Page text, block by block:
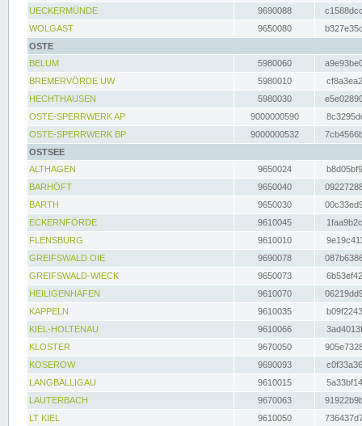
UECKERMÜNDE
9690088
WOLGAST
9650080
OSTE
BELUM
5980060
BREMERVÖRDE UW
5980010
HECHTHAUSEN
5980030
OSTE-SPERRWERK AP
9000000590
OSTE-SPERRWERK BP
9000000532
OSTSEE
ALTHAGEN
9650024
BARHÖFT
9650040
BARTH
9650030
ECKERNFÖRDE
9610045
FLENSBURG
9610010
GREIFSWALD OIE
9690078
GREIFSWALD-WIECK
9650073
HEILIGENHAFEN
9610070
KAPPELN
9610035
KIEL-HOLTENAU
9610066
KLOSTER
9670050
KOSEROW
9690093
LANGBALLIGAU
9610015
LAUTERBACH
9670063
LT KIEL
9610050